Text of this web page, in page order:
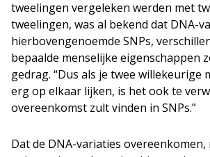
tweelingen vergeleken werden met
tweelingen, was al bekend dat DNA-
hierbovengenoemde SNPs,
bepaalde menselijke eigenschappen
gedrag. “Dus als je twee willekeurige
erg op elkaar lijken, is het ook te
overeenkomst zult vinden in SNPs.”
Dat de DNA-variaties overeenkomen,